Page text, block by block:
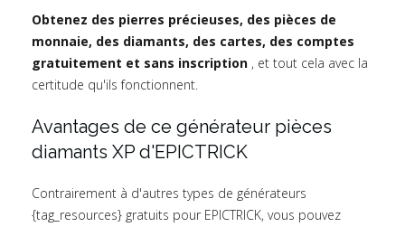
Obtenez des pierres précieuses, des pièces de
monnaie, des diamants, des cartes, des comptes
gratuitement et sans inscription , et tout cela avec la
certitude qu'ils fonctionnent.
Avantages de ce générateur pièces
diamants XP d'EPICTRICK
Contrairement à d'autres types de générateurs
{tag_resources} gratuits pour EPICTRICK, vous pouvez